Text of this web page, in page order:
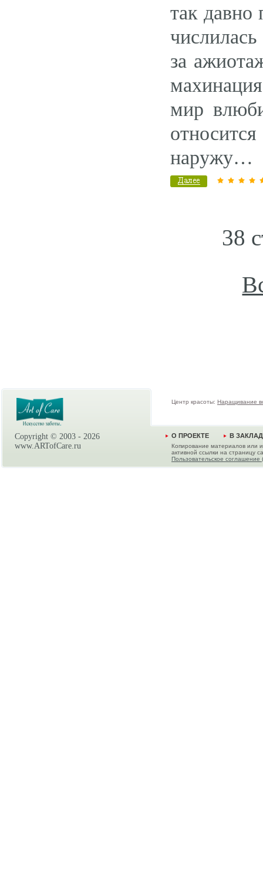
так давно
за
мир
наружу…
38
Copyright © 2003 - 2026
www.ARTofCare.ru
Центр красоты: Наращивание
О ПРОЕКТЕ В
Копирование материалов или
активной ссылки на страницу
Пользовательское